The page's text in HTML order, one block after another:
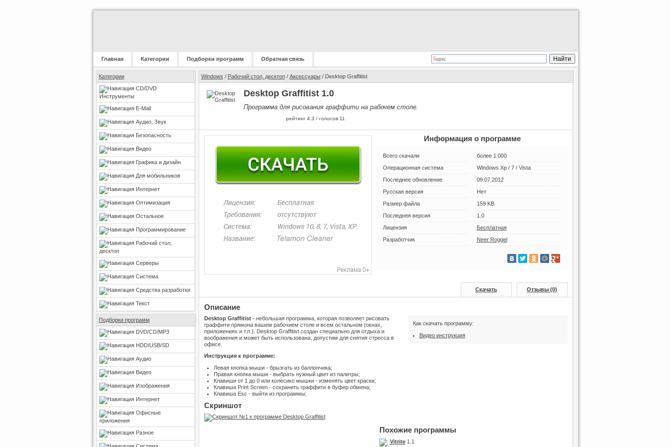
Главная Категории Подборки программ Обратная связь
Категории
CD/DVD
Инструменты
E-Mail
Аудио, Звук
Безопасность
Видео
Графика и дизайн
Для мобильников
Интернет
Оптимизация
Остальное
Программирование
Рабочий стол,
десктоп
Серверы
Система
Средства разработки
Текст
Подборки программ
DVD/CD/MP3
HDD/USB/SD
Аудио
Видео
Изображения
Интернет
Офисные
приложения
Разное
Windows / Рабочий стол, десктоп/ Аксессуары/ Desktop Graffitist
Desktop Graffitist 1.0
Программа для рисования граффити на рабочем столе.
рейтинг 4.3 / голосов 11
Информация о программе
Всего скачали
более 1 000
Операционная система
Windows Xp / 7 / Vista
Последнее обновление
09.07.2012
Русская версия
Нет
Размер файла
159 KB
Последняя версия
1.0
Лицензия
Бесплатная
Разработчик
Neer Roggel
Отзывы (0)
Скачать
Описание
Как скачать программу:
Видео инструкция
Desktop Graffitist- небольшая программа, которая позволяет рисовать
граффити прямона вашем рабочием столе и всем остальном (окнах,
приложениях и т.п.). Desktop Graffitist создан специально для отдыха и
воображения и может быть использована, допустим для снятия стресса в
офисе.
Инструкция к программе:
Левая кнопка мыши - брызгать из баллончика;
Правая кнопка мыши - выбрать нужный цвет из палитры;
Клавиши от 1 до 0 или колесико мышки - изменять цвет краски;
Клавиша Print Screen - сохранить граффити в буфер обмена;
Клавиша Esc - выйти из программы;
Скриншот
Похожие программы
Vitrite1.1